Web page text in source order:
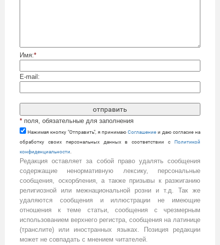
Имя:*
E-mail:
* поля, обязательные для заполнения
Нажимая кнопку "Отправить", я принимаю Cоглашение и даю согласие на
обработку своих персональных данных в соответствии с Политикой
конфиденциальности.
Редакция оставляет за собой право удалять сообщения
содержащие ненормативную лексику, персональные
сообщения, оскорбления, а также призывы к разжиганию
религиозной или межнациональной розни и т.д. Так же
удаляются сообщения и иллюстрации не имеющие
отношения к теме статьи, сообщения с чрезмерным
использованием верхнего регистра, сообщения на латинице
(транслите) или иностранных языках. Позиция редакции
может не совпадать с мнением читателей.